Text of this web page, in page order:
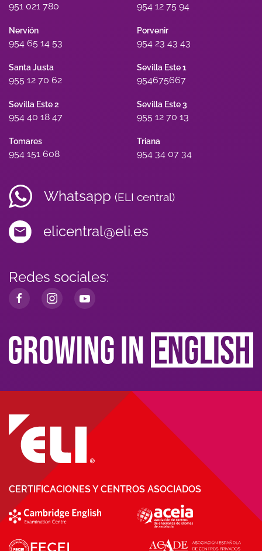
951 021 780 954 12 75 94
Nervión
954 65 14 53
Porvenir
954 23 43 43
Santa Justa
955 12 70 62
Sevilla Este 1
954675667
Sevilla Este 2
954 40 18 47
Sevilla Este 3
955 12 70 13
Tomares
954 151 608
Triana
954 34 07 34
Whatsapp (ELI central)
elicentral@eli.es
Redes sociales:
CERTIFICACIONES Y CENTROS ASOCIADOS